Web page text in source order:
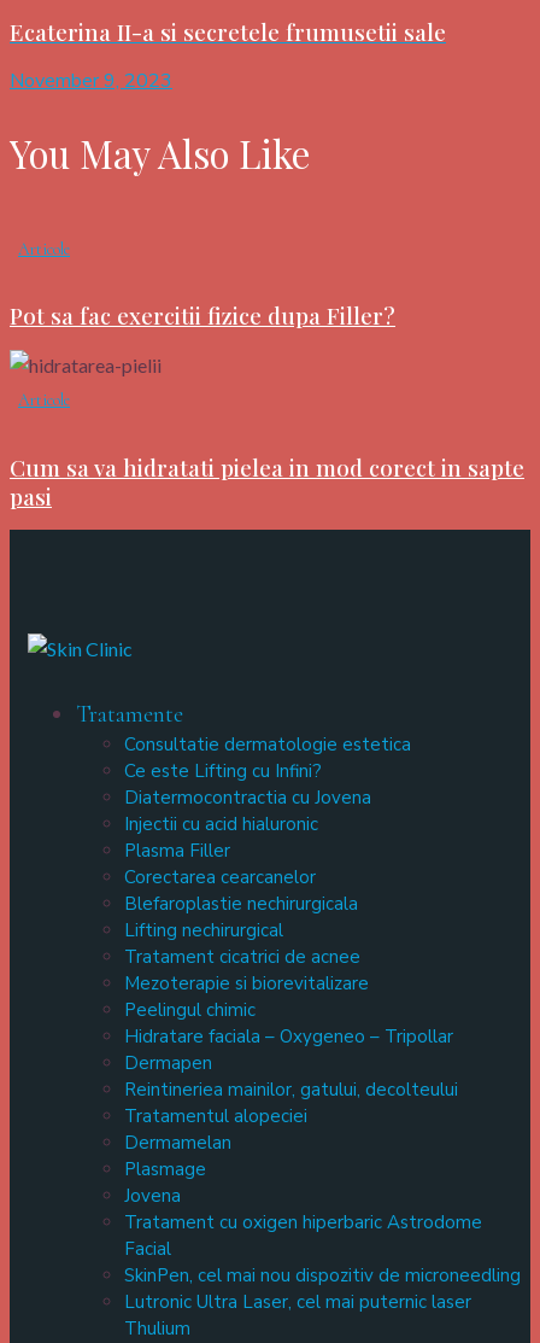
Ecaterina II-a si secretele frumusetii sale
November 9, 2023
You May Also Like
Articole
Pot sa fac exercitii fizice dupa Filler?
Articole
Cum sa va hidratati pielea in mod corect in sapte
pasi
Tratamente
Consultatie dermatologie estetica
Ce este Lifting cu Infini?
Diatermocontractia cu Jovena
Injectii cu acid hialuronic
Plasma Filler
Corectarea cearcanelor
Blefaroplastie nechirurgicala
Lifting nechirurgical
Tratament cicatrici de acnee
Mezoterapie si biorevitalizare
Peelingul chimic
Hidratare faciala – Oxygeneo – Tripollar
Dermapen
Reintineriea mainilor, gatului, decolteului
Tratamentul alopeciei
Dermamelan
Plasmage
Jovena
Tratament cu oxigen hiperbaric Astrodome
Facial
SkinPen, cel mai nou dispozitiv de microneedling
Lutronic Ultra Laser, cel mai puternic laser
Thulium